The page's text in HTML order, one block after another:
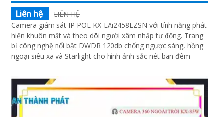
Liên hệ
LIÊN HỆ
Camera giám sát IP POE KX-EAi2458LZSN với tính năng phát
hiện khuôn mặt và theo dõi người xâm nhập tự động. Trang
bị công nghệ nổi bật DWDR 120db chống ngược sáng, hồng
ngoại siêu xa và Starlight cho hình ảnh sắc nét ban đêm